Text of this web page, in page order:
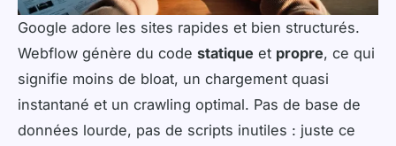
Google adore les sites rapides et bien structurés.
Webflow génère du code statique et propre, ce qui
signifie moins de bloat, un chargement quasi
instantané et un crawling optimal. Pas de base de
données lourde, pas de scripts inutiles : juste ce